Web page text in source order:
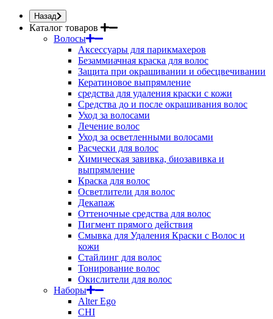
Назад
Каталог товаров
Волосы
Аксессуары для парикмахеров
Безаммиачная краска для волос
Защита при окрашивании и обесцвечивании
Кератиновое выпрямление
средства для удаления краски с кожи
Средства до и после окрашивания волос
Уход за волосами
Лечение волос
Уход за осветленными волосами
Расчески для волос
Химическая завивка, биозавивка и
выпрямление
Краска для волос
Осветлители для волос
Декапаж
Оттеночные средства для волос
Пигмент прямого действия
Смывка для Удаления Краски с Волос и
кожи
Стайлинг для волос
Тонирование волос
Окислители для волос
Наборы
Alter Ego
CHI